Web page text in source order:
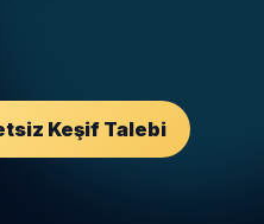
Keşif Talebi